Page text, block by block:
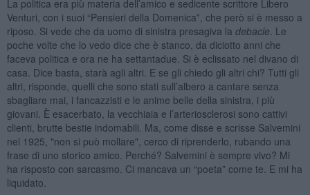
La politica era più materia dell’amico e sedicente scrittore Libero
Venturi, con i suoi “Pensieri della Domenica”, che però si è messo a
riposo. Si vede che da uomo di sinistra presagiva la debacle . Le
poche volte che lo vedo dice che è stanco, da diciotto anni che
faceva politica e ora ne ha settantadue. Si è eclissato nel divano di
casa. Dice basta, starà agli altri. E se gli chiedo gli altri chi? Tutti gli
altri, risponde, quelli che sono stati sull’albero a cantare senza
sbagliare mai, i fancazzisti e le anime belle della sinistra, i più
giovani. È esacerbato, la vecchiaia e l’arteriosclerosi sono cattivi
clienti, brutte bestie indomabili. Ma, come disse e scrisse Salvemini
nel 1925, "non si può mollare", cerco di riprenderlo, rubando una
frase di uno storico amico. Perché? Salvemini è sempre vivo? Mi
ha risposto con sarcasmo. Ci mancava un “poeta” come te. E mi ha
liquidato.